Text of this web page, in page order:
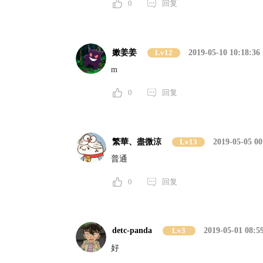
0 回复
嫩姜姜 Lv12
2019-05-10 10:18:36
m
0 回复
繁華、盡微涼 Lv13
2019-05-05
普通
0 回复
detc-panda Lv3
2019-05-01
好